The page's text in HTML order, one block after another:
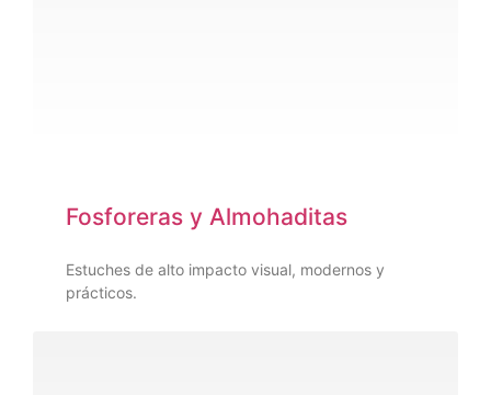
Fosforeras y Almohaditas
Estuches de alto impacto visual, modernos y
prácticos.